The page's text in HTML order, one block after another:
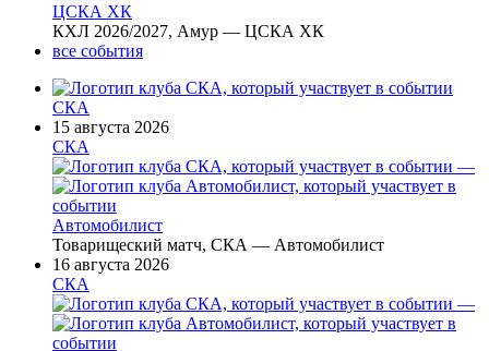
ЦСКА ХК
КХЛ 2026/2027, Амур — ЦСКА ХК
все события
СКА
15 августа 2026
СКА
—
Автомобилист
Товарищеский матч, СКА — Автомобилист
16 августа 2026
СКА
—